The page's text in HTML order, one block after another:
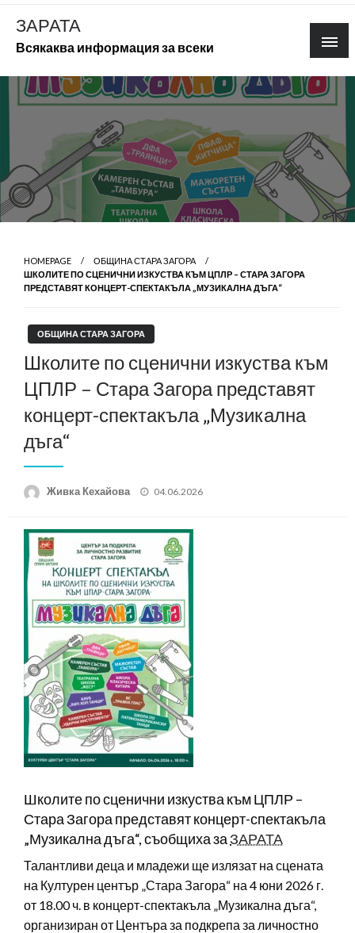
Skip
content
ЗАРАТА
Всякаква информация за всеки
HOMEPAGE
ОБЩИНА СТАРА ЗАГОРА
ШКОЛИТЕ ПО СЦЕНИЧНИ ИЗКУСТВА КЪМ ЦПЛР – СТАРА ЗАГОРА
ПРЕДСТАВЯТ КОНЦЕРТ-СПЕКТАКЪЛА „МУЗИКАЛНА ДЪГА“
ОБЩИНА СТАРА ЗАГОРА
Школите по сценични изкуства към
ЦПЛР – Стара Загора представят
концерт-спектакъла „Музикална
дъга“
Живка Кехайова
Posted
04.06.2026
Школите по сценични изкуства към ЦПЛР –
Стара Загора представят концерт-спектакъла
„Музикална дъга“, съобщиха заЗАРАТА
Талантливи деца и младежи ще излязат на сцената
на Културен център „Стара Загора“ на 4 юни 2026 г.
от 18.00 ч. в концерт-спектакъла „Музикална дъга“,
организиран от Центъра за подкрепа за личностно